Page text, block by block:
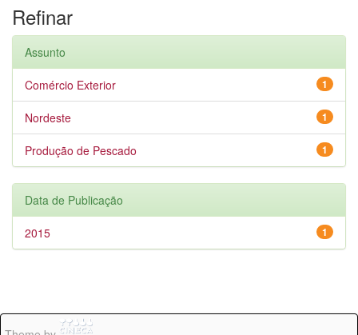
Refinar
Assunto
1
Comércio Exterior
1
Nordeste
1
Produção de Pescado
Data de Publicação
1
2015